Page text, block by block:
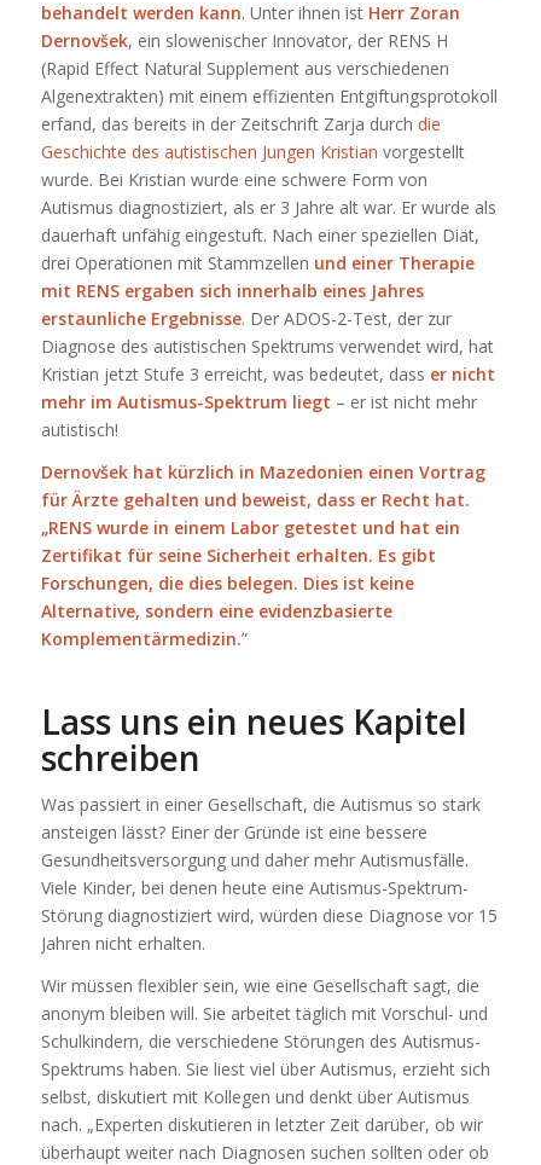
behandelt werden kann. Unter ihnen ist Herr Zoran
Dernovšek, ein slowenischer Innovator, der RENS H
(Rapid Effect Natural Supplement aus verschiedenen
Algenextrakten) mit einem effizienten Entgiftungsprotokoll
erfand, das bereits in der Zeitschrift Zarja durch die
Geschichte des autistischen Jungen Kristian vorgestellt
wurde. Bei Kristian wurde eine schwere Form von
Autismus diagnostiziert, als er 3 Jahre alt war. Er wurde als
dauerhaft unfähig eingestuft. Nach einer speziellen Diät,
drei Operationen mit Stammzellen und einer Therapie
mit RENS ergaben sich innerhalb eines Jahres
erstaunliche Ergebnisse. Der ADOS-2-Test, der zur
Diagnose des autistischen Spektrums verwendet wird, hat
Kristian jetzt Stufe 3 erreicht, was bedeutet, dass er nicht
mehr im Autismus-Spektrum liegt – er ist nicht mehr
autistisch!
Dernovšek hat kürzlich in Mazedonien einen Vortrag
für Ärzte gehalten und beweist, dass er Recht hat.
„RENS wurde in einem Labor getestet und hat ein
Zertifikat für seine Sicherheit erhalten. Es gibt
Forschungen, die dies belegen. Dies ist keine
Alternative, sondern eine evidenzbasierte
Komplementärmedizin.”
Lass uns ein neues Kapitel
schreiben
Was passiert in einer Gesellschaft, die Autismus so stark
ansteigen lässt? Einer der Gründe ist eine bessere
Gesundheitsversorgung und daher mehr Autismusfälle.
Viele Kinder, bei denen heute eine Autismus-Spektrum-
Störung diagnostiziert wird, würden diese Diagnose vor 15
Jahren nicht erhalten.
Wir müssen flexibler sein, wie eine Gesellschaft sagt, die
anonym bleiben will. Sie arbeitet täglich mit Vorschul- und
Schulkindern, die verschiedene Störungen des Autismus-
Spektrums haben. Sie liest viel über Autismus, erzieht sich
selbst, diskutiert mit Kollegen und denkt über Autismus
nach. „Experten diskutieren in letzter Zeit darüber, ob wir
überhaupt weiter nach Diagnosen suchen sollten oder ob